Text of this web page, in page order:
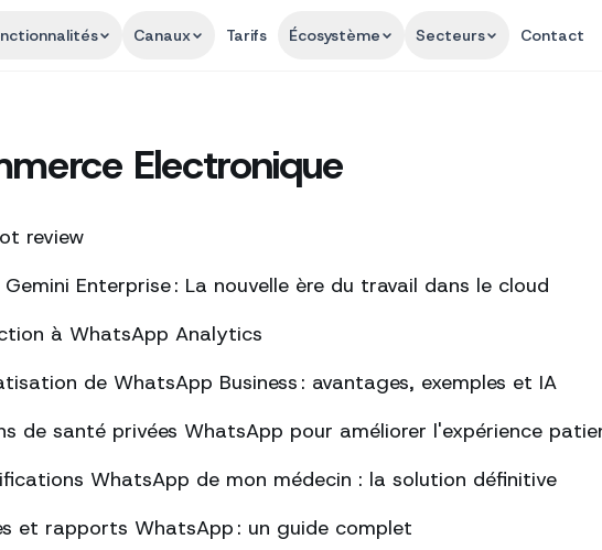
Canaux Tarifs Écosystème Secteurs Contact
Electronique
review
Enterprise : La nouvelle ère du travail dans le cloud
à WhatsApp Analytics
de WhatsApp Business : avantages, exemples et IA
de santé privées WhatsApp pour améliorer l'expérience
WhatsApp de mon médecin : la solution définitive
et rapports WhatsApp : un guide complet